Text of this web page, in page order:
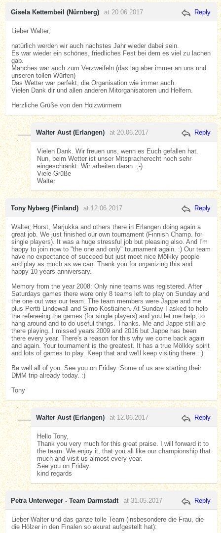
Gisela Kettembeil (Nürnberg) at 20.06.2017 Reply
Lieber Walter,
natürlich werden wir auch nächstes Jahr wieder dabei sein.
Es war wieder ein schönes, friedliches Fest bei dem es viel zu lachen
gab.
Manches war auch zum Verzweifeln (das lag aber immer an uns und
unseren tollen Würfen)
Das Wetter war perfekt, die Organisation wie immer auch.
Vielen Dank dir und allen anderen Mitorganisatoren und Helfern.
Herzliche Grüße von den Holzwürmern
Walter Aust (Erlangen) at 20.06.2017 Reply
Vielen Dank. Wir freuen uns, wenn es Euch gefallen hat.
Nun, beim Wetter ist unser Mitspracherecht noch sehr
eingeschränkt. Wir arbeiten daran. ;-)
Viele Grüße
Walter
Tony Nyberg (Finland) at 12.06.2017 Reply
Walter, Horst, Marjukka and others there in Erlangen doing again a
great job. We just finished our own tournament (Finnish Champ. for
single players). It was a huge stressful job but pleasing also. And I'm
happy to join now to "the one and only" tournament again. :) Our team
have no expectance of succeed but just meet nice Mölkky people
and play as much as we can. Thank you for organizing this and
happy 10 years anniversary.
Memory from the year 2008: Only nine teams was registered. After
Saturdays games there were only 8 teams left to play on Sunday and
the one out was our team. The team members were Jappe and me
plus Pertti Lindewall and Simo Kostiainen. At Sunday I asked to help
the refereeing the games (for single players) and you let me help, to
hang around and to do useful things. Thanks. Me and Jappe still are
there playing. I missed years 2009 and 2016 but Jappe has been
there every year. There's a reason for this why we come back again
and again. Your tournament is the greatest. It has a true Mölkky spirit
and lots of games to play. Keep that and we'll keep visiting there. :)
Be well all of you. See you on Friday. Some of us are starting their
DMM trip already today. :)
Tony
Walter Aust (Erlangen) at 12.06.2017 Reply
Hello Tony,
Thank you very much for this great praise. I will forward it to
the team. We enjoy it, that you all like our championship that
much and visit us almost every year.
See you on Friday.
kind regards
Petra Unterweger - Team Darmstadt at 31.05.2017 Reply
Lieber Walter und das ganze tolle Team (insbesondere die Frau, die
die Hölzer in den Finalen so akurat aufgestellt hat):